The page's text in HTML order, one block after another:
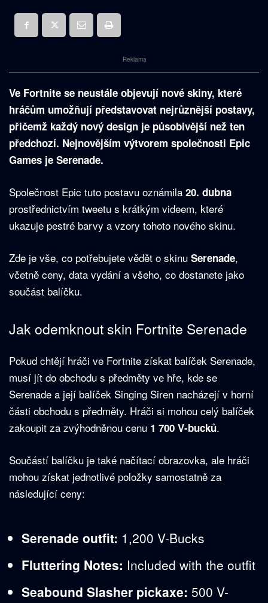
Reklama
Ve Fortnite se neustále objevují nové skiny, které
hráčům umožňují představovat nejrůznější postavy,
přičemž každý nový design je působivější než ten
předchozí. Nejnovějším výtvorem společnosti Epic
Games je Serenade.
Společnost Epic tuto postavu oznámila 20. dubna
prostřednictvím tweetu s krátkým videem, které
ukazuje pestré barvy a vzory tohoto nového skinu.
Zde je vše, co potřebujete vědět o skinu Serenade,
včetně ceny, data vydání a všeho, co dostanete jako
součást balíčku.
Jak odemknout skin Fortnite Serenade
Pokud chtějí hráči ve Fortnite získat balíček Serenade,
musí jít do obchodu s předměty ve hře, kde se
Serenade a její balíček Singing Siren nacházejí v horní
části obchodu s předměty. Hráči si mohou celý balíček
zakoupit za zvýhodněnou cenu 1 700 V-bucků.
Součástí balíčku je také načítací obrazovka, ale hráči
mohou získat jednotlivé položky samostatně za
následující ceny:
Serenade outfit: 1,200 V-Bucks
Fluttering Notes: Included with the outfit
Seabound Slasher pickaxe: 500 V-